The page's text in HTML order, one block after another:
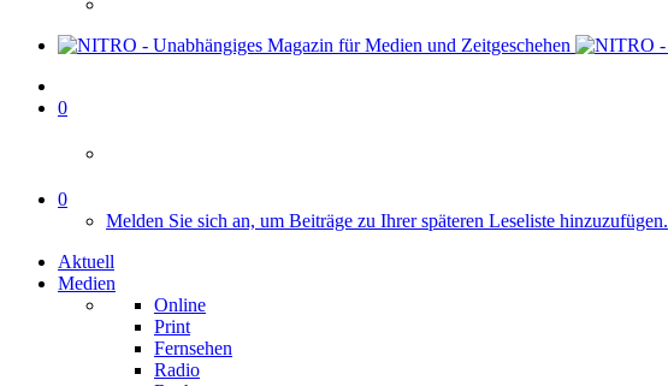
0
0
Melden Sie sich an, um Beiträge zu Ihrer späteren Leseliste hinzuzufügen.
Aktuell
Medien
Online
Print
Fernsehen
Radio